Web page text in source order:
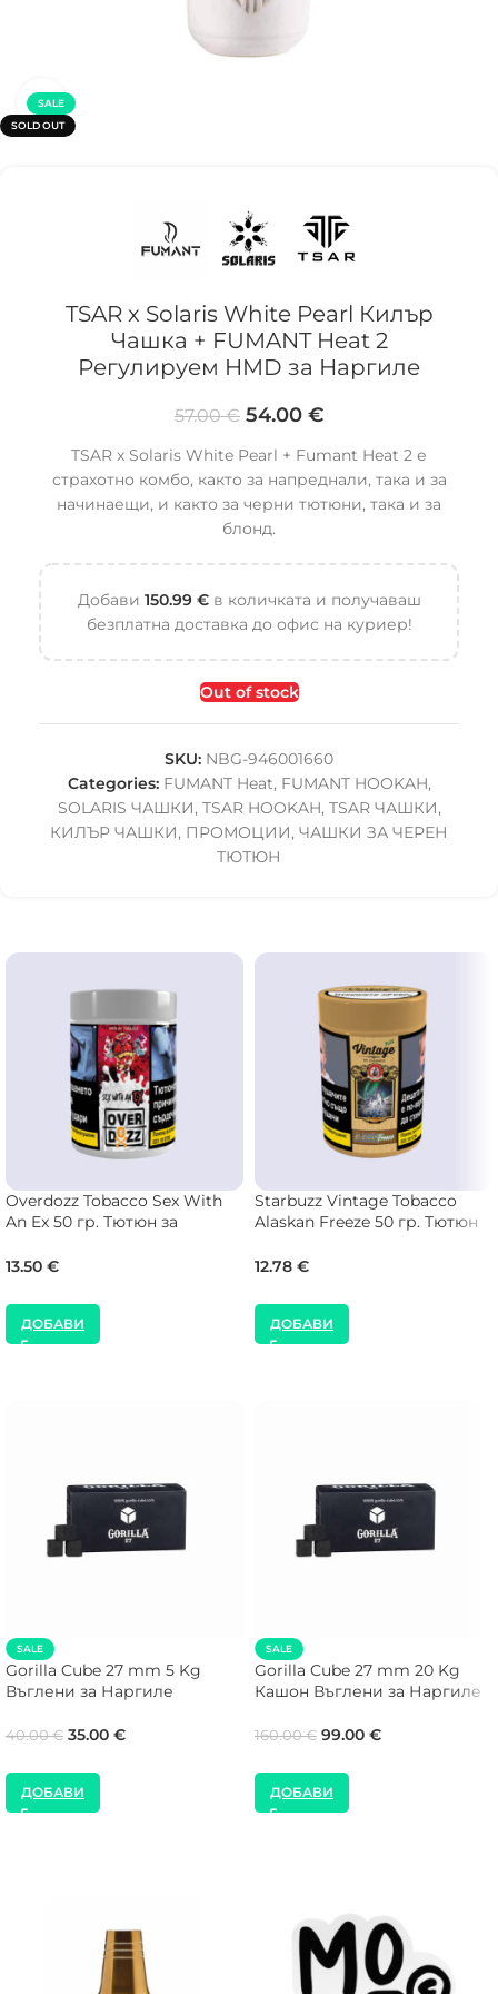
SALE
SOLD OUT
Click to enlarge
TSAR x Solaris White Pearl Килър
Чашка + FUMANT Heat 2
Регулируем HMD за Наргиле
57.00€ 54.00 €
TSAR x Solaris White Pearl + Fumant Heat 2 е
страхотно комбо, както за напреднали, така и за
начинаещи, и както за черни тютюни, така и за
блонд.
Добави 150.99 €в количката и получаваш
безплатна доставка до офис на куриер!
Out of stock
SKU: NBG-946001660
Categories: FUMANT Heat, FUMANT HOOKAH,
SOLARIS ЧАШКИ, TSAR HOOKAH, TSAR ЧАШКИ,
КИЛЪР ЧАШКИ, ПРОМОЦИИ, ЧАШКИ ЗА ЧЕРЕН
ТЮТЮН
Overdozz Tobacco Sex With
An Ex 50 гр. Тютюн за
13.50 €
ДОБАВИ
Starbuzz Vintage Tobacco
Alaskan Freeze 50 гр. Тютюн
12.78 €
ДОБАВИ
SALE
Gorilla Cube 27 mm 5 Kg
Въглени за Наргиле
40.00€ 35.00 €
ДОБАВИ
SALE
Gorilla Cube 27 mm 20 Kg
Кашон Въглени за Наргиле
160.00€ 99.00 €
ДОБАВИ